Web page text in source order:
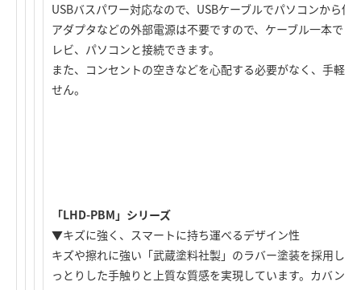
USBバスパワー対応なので、USBケーブルでパソコンから供
アダプタなどの外部電源は不要ですので、ケーブル一本で
レビ、パソコンと接続できます。
また、コンセントの空きなどを心配する必要がなく、手軽
せん。
「LHD-PBM」シリーズ
▼キズに強く、スマートに持ち運べるデザイン性
キズや擦れに強い「武蔵塗料社製」のラバー塗装を採用し
っとりした手触りと上質な質感を実現しています。カバン